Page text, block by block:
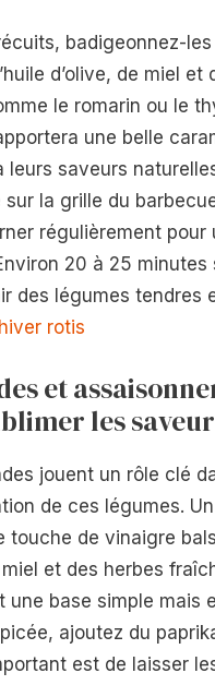
badigeonnez-les
d’olive, de miel et
le romarin ou le
une belle
leurs saveurs
sur la grille du
régulièrement pour
20 à 25 minutes
des légumes tendres
rotis
et
les
jouent un rôle clé
de ces légumes. Un
touche de vinaigre
et des herbes
une base simple mais
ajoutez du
est de laisser